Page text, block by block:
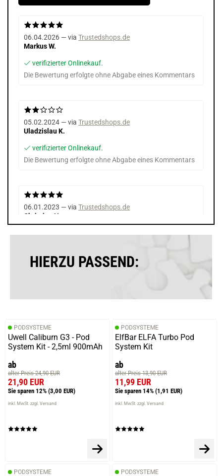
06.04.2026 — via Trustedshops.de
Markus W.
verifizierter Onlinekauf.
Die Bewertung erfolgte ohne Abgabe eines Kommentars
05.02.2024 — via Trustedshops.de
Uladzislau K.
verifizierter Onlinekauf.
Die Bewertung erfolgte ohne Abgabe eines Kommentars
06.01.2023 — via Trustedshops.de
Christine H.
Yuriy A.
Die Bewertung erfolgte ohne Abgabe eines Kommentars
21.08.2022 — via
Trustedshops.de
Marcel K.
verifizierter Onlinekauf.
Sebastian J.
HIERZU PASSEND:
PODSYSTEME
Uwell Caliburn G3 - Pod
System Kit - 2,5ml 900mAh
ab
alter Preis 24,90 EUR
21,90 EUR
Sie sparen 12% (3,00 EUR)
inkl. MwSt. zzgl. Versand
PODSYSTEME
ElfBar ELFA Turbo Pod
System Kit
ab
alter Preis 13,90 EUR
11,99 EUR
Sie sparen 14% (1,91 EUR)
inkl. MwSt. zzgl. Versand
PODSYSTEME PODSYSTEME